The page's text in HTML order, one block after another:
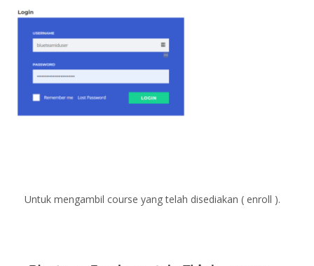
Untuk mengambil course yang telah disediakan ( enroll ).